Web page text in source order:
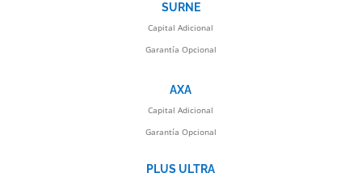
SURNE
Capital Adicional
Garantía Opcional
AXA
Capital Adicional
Garantía Opcional
PLUS ULTRA